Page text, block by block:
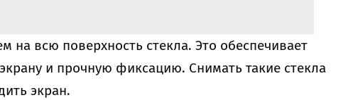
на всю поверхность стекла. Это обеспечивает
и прочную фиксацию. Снимать такие стекла
экран.